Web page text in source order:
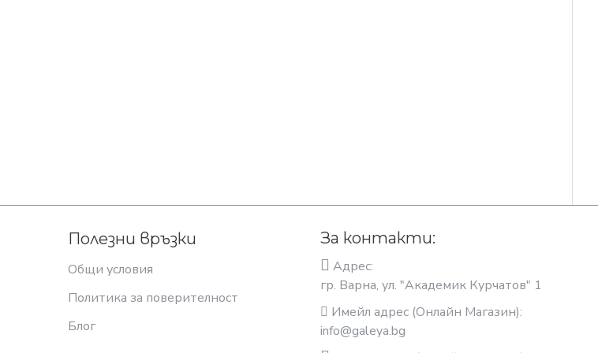
Полезни връзки
Общи условия
Политика за поверителност
Блог
За контакти:
Адрес:
гр. Варна, ул. "Академик Курчатов" 1
Имейл адрес (Онлайн Магазин):
info@galeya.bg